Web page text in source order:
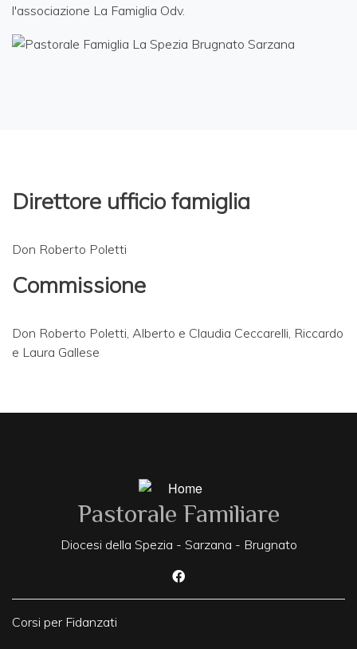
l'associazione La Famiglia Odv.
Direttore ufficio famiglia
Don Roberto Poletti
Commissione
Don Roberto Poletti, Alberto e Claudia Ceccarelli, Riccardo
e Laura Gallese
Pastorale Familiare
Diocesi della Spezia - Sarzana - Brugnato
Corsi per Fidanzati